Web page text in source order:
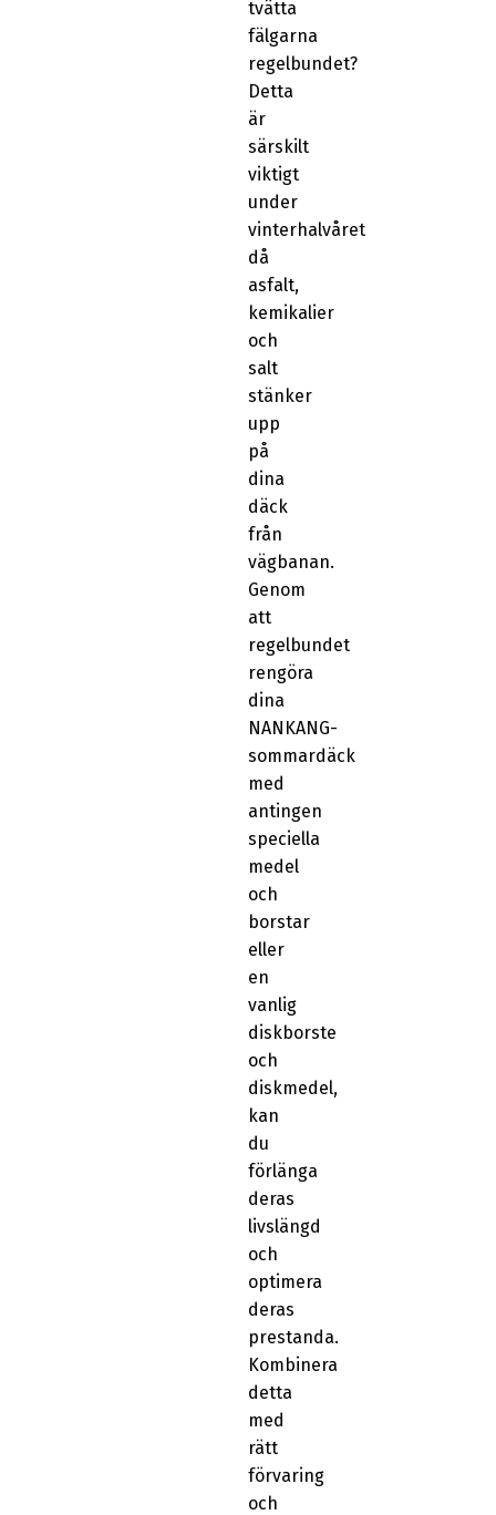
tvätta
fälgarna
regelbundet?
Detta
är
särskilt
viktigt
under
vinterhalvåret
då
asfalt,
kemikalier
och
salt
stänker
upp
på
dina
däck
från
vägbanan.
Genom
att
regelbundet
rengöra
dina
NANKANG-
sommardäck
med
antingen
speciella
medel
och
borstar
eller
en
vanlig
diskborste
och
diskmedel,
kan
du
förlänga
deras
livslängd
och
optimera
deras
prestanda.
Kombinera
detta
med
rätt
förvaring
och